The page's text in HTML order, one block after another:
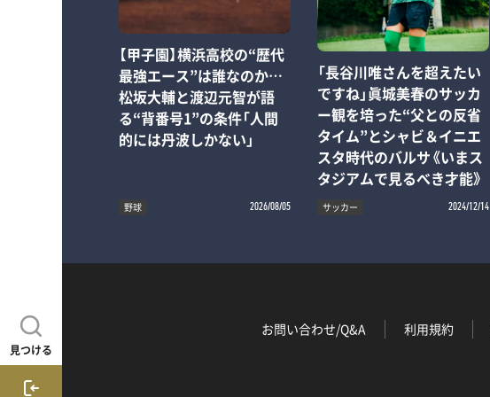
見つける
【甲子園】横浜高校の“歴代
最強エース”は誰なのか…
松坂大輔と渡辺元智が語
る“背番号1”の条件「人間
的には丹波しかない」
野球 2026/08/05
「長谷川唯さんを超えたい
ですね」眞城美春のサッカ
ー観を培った“父との反省
タイム”とシャビ＆イニエ
スタ時代のバルサ《いまス
タジアムで見るべき才能》
サッカー 2024/12/14
お問い合わせ/Q&A 利用規約